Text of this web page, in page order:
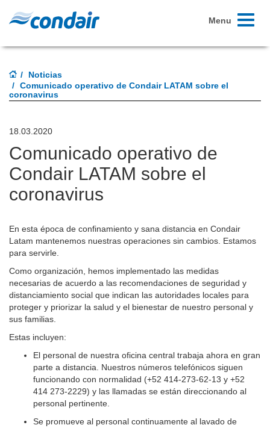
Toggle
Menu
Noticias
Comunicado operativo de Condair LATAM sobre el
coronavirus
18.03.2020
Comunicado operativo de
Condair LATAM sobre el
coronavirus
En esta época de confinamiento y sana distancia en Condair
Latam mantenemos nuestras operaciones sin cambios. Estamos
para servirle.
Como organización, hemos implementado las medidas
necesarias de acuerdo a las recomendaciones de seguridad y
distanciamiento social que indican las autoridades locales para
proteger y priorizar la salud y el bienestar de nuestro personal y
sus familias.
Estas incluyen:
El personal de nuestra oficina central trabaja ahora en gran
parte a distancia. Nuestros números telefónicos siguen
funcionando con normalidad (+52 414-273-62-13 y +52
414 273-2229) y las llamadas se están direccionando al
personal pertinente.
Se promueve al personal continuamente al lavado de